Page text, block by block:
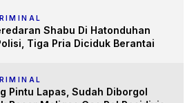
Shabu Di Hatonduhan
Tiga Pria Diciduk Berantai
Pintu Lapas, Sudah Diborgol